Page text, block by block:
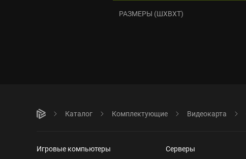
РАЗМЕРЫ (ШXВXТ)
Каталог Комплектующие Видеокарта
Игровые компьютеры
Серверы